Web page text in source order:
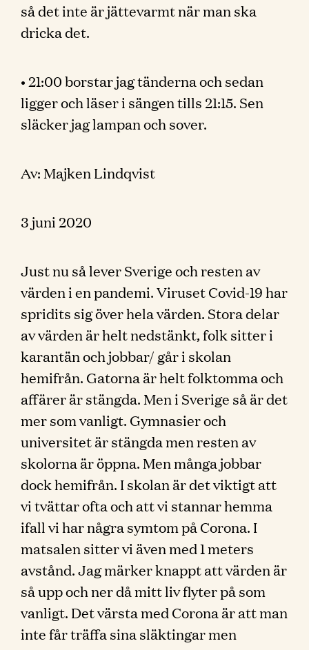
så det inte är jättevarmt när man ska
dricka det.
• 21:00 borstar jag tänderna och sedan
ligger och läser i sängen tills 21:15. Sen
släcker jag lampan och sover.
Av: Majken Lindqvist
3 juni 2020
Just nu så lever Sverige och resten av
värden i en pandemi. Viruset Covid-19 har
spridits sig över hela värden. Stora delar
av värden är helt nedstänkt, folk sitter i
karantän och jobbar/ går i skolan
hemifrån. Gatorna är helt folktomma och
affärer är stängda. Men i Sverige så är det
mer som vanligt. Gymnasier och
universitet är stängda men resten av
skolorna är öppna. Men många jobbar
dock hemifrån. I skolan är det viktigt att
vi tvättar ofta och att vi stannar hemma
ifall vi har några symtom på Corona. I
matsalen sitter vi även med 1 meters
avstånd. Jag märker knappt att värden är
så upp och ner då mitt liv flyter på som
vanligt. Det värsta med Corona är att man
inte får träffa sina släktingar men